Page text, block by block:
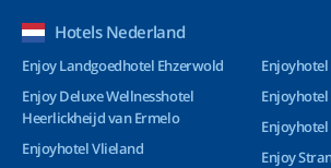
Hotels Nederland
Enjoy Landgoedhotel Ehzerwold
Enjoy Deluxe Wellnesshotel
Heerlickheijd van Ermelo
Enjoyhotel Vlieland
Enjoyhotel
Enjoyhotel
Enjoy